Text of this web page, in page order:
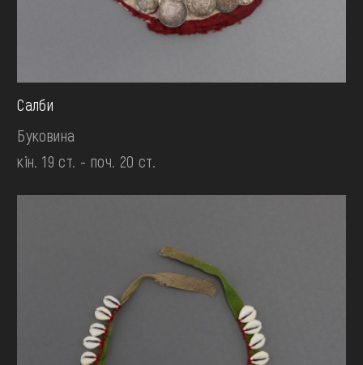
Салби
Буковина
кін. 19 ст. - поч. 20 ст.